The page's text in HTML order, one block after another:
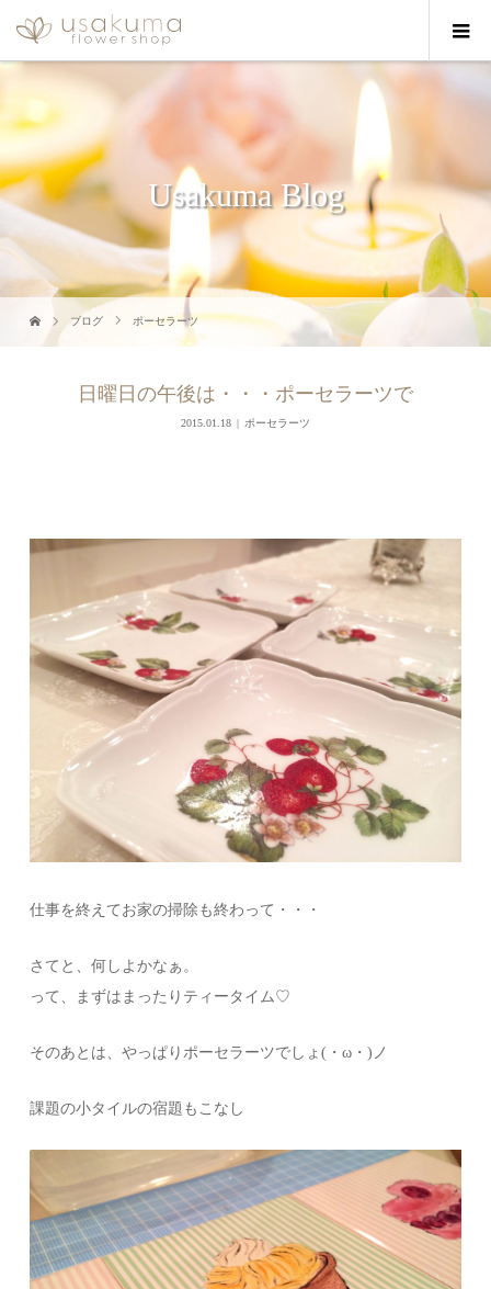
Usakuma Blog
ブログ ポーセラーツ
日曜日の午後は・・・ポーセラーツで
2015.01.18 ポーセラーツ
仕事を終えてお家の掃除も終わって・・・
さてと、何しよかなぁ。
って、まずはまったりティータイム♡
そのあとは、やっぱりポーセラーツでしょ(・ω・)ノ
課題の小タイルの宿題もこなし